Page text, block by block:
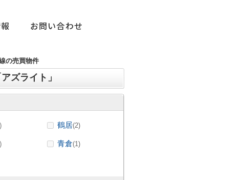
お問い合わせ
の売買物件
ズライト」
鶴居(2)
青倉(1)